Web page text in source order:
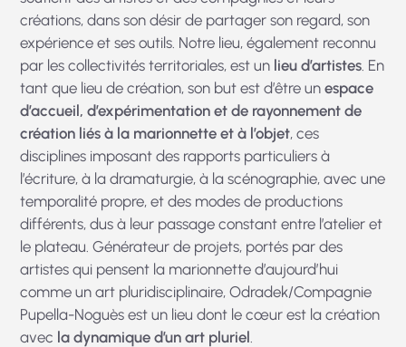
créations, dans son désir de partager son regard, son
expérience et ses outils. Notre lieu, également reconnu
par les collectivités territoriales, est un lieu d’artistes. En
tant que lieu de création, son but est d’être unespace
d’accueil, d’expérimentation et de rayonnement de
création liés à la marionnette et à l’objet, ces
disciplines imposant des rapports particuliers à
l’écriture, à la dramaturgie, à la scénographie, avec une
temporalité propre, et des modes de productions
différents, dus à leur passage constant entre l’atelier et
le plateau. Générateur de projets, portés par des
artistes qui pensent la marionnette d’aujourd’hui
comme un art pluridisciplinaire, Odradek/Compagnie
Pupella-Noguès est un lieu dont le cœur est la création
avec la dyna­mique d’un art pluriel.